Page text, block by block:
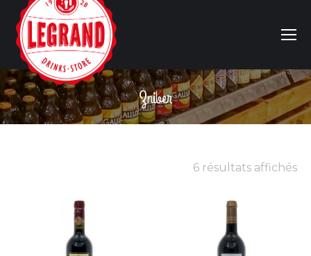
Zniber
Vous êtes ici :
6 résultats affichés